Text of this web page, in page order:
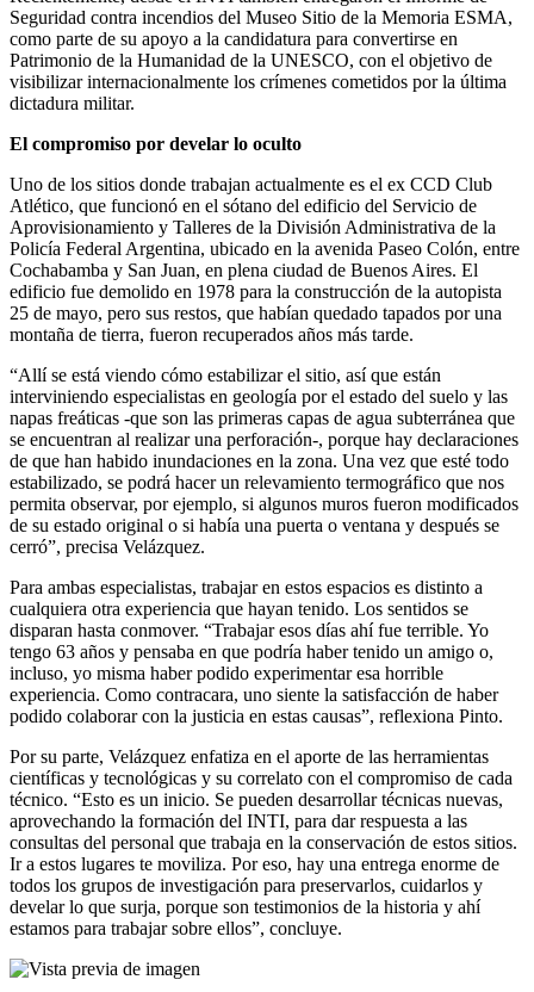
Seguridad contra incendios del Museo Sitio de la Memoria ESMA,
como parte de su apoyo a la candidatura para convertirse en
Patrimonio de la Humanidad de la UNESCO, con el objetivo de
visibilizar internacionalmente los crímenes cometidos por la última
dictadura militar.
El compromiso por develar lo oculto
Uno de los sitios donde trabajan actualmente es el ex CCD Club
Atlético, que funcionó en el sótano del edificio del Servicio de
Aprovisionamiento y Talleres de la División Administrativa de la
Policía Federal Argentina, ubicado en la avenida Paseo Colón, entre
Cochabamba y San Juan, en plena ciudad de Buenos Aires. El
edificio fue demolido en 1978 para la construcción de la autopista
25 de mayo, pero sus restos, que habían quedado tapados por una
montaña de tierra, fueron recuperados años más tarde.
“Allí se está viendo cómo estabilizar el sitio, así que están
interviniendo especialistas en geología por el estado del suelo y las
napas freáticas -que son las primeras capas de agua subterránea que
se encuentran al realizar una perforación-, porque hay declaraciones
de que han habido inundaciones en la zona. Una vez que esté todo
estabilizado, se podrá hacer un relevamiento termográfico que nos
permita observar, por ejemplo, si algunos muros fueron modificados
de su estado original o si había una puerta o ventana y después se
cerró”, precisa Velázquez.
Para ambas especialistas, trabajar en estos espacios es distinto a
cualquiera otra experiencia que hayan tenido. Los sentidos se
disparan hasta conmover. “Trabajar esos días ahí fue terrible. Yo
tengo 63 años y pensaba en que podría haber tenido un amigo o,
incluso, yo misma haber podido experimentar esa horrible
experiencia. Como contracara, uno siente la satisfacción de haber
podido colaborar con la justicia en estas causas”, reflexiona Pinto.
Por su parte, Velázquez enfatiza en el aporte de las herramientas
científicas y tecnológicas y su correlato con el compromiso de cada
técnico. “Esto es un inicio. Se pueden desarrollar técnicas nuevas,
aprovechando la formación del INTI, para dar respuesta a las
consultas del personal que trabaja en la conservación de estos sitios.
Ir a estos lugares te moviliza. Por eso, hay una entrega enorme de
todos los grupos de investigación para preservarlos, cuidarlos y
develar lo que surja, porque son testimonios de la historia y ahí
estamos para trabajar sobre ellos”, concluye.